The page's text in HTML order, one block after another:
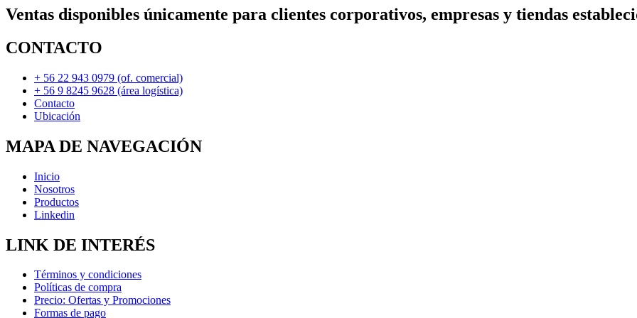
Ventas disponibles únicamente para clientes corporativos, empresas y tiendas
CONTACTO
+ 56 22 943 0979 (of. comercial)
+ 56 9 8245 9628 (área logística)
Contacto
Ubicación
MAPA DE NAVEGACIÓN
Inicio
Nosotros
Productos
Linkedin
LINK DE INTERÉS
Términos y condiciones
Políticas de compra
Precio: Ofertas y Promociones
Formas de pago